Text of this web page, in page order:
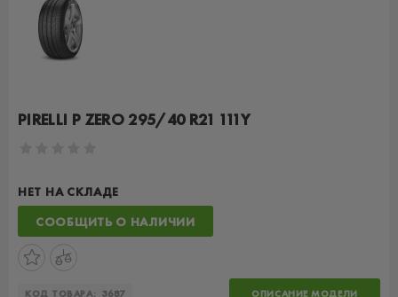
PIRELLI P ZERO 295/40 R21 111Y
НЕТ НА СКЛАДЕ
СООБЩИТЬ О НАЛИЧИИ
КОД ТОВАРА: 3687 ОПИСАНИЕ МОДЕЛИ